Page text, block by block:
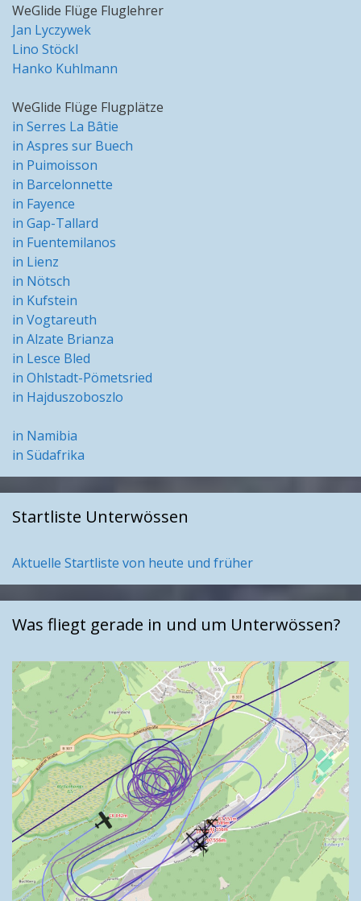
WeGlide Flüge Fluglehrer
Jan Lyczywek
Lino Stöckl
Hanko Kuhlmann
WeGlide Flüge Flugplätze
in Serres La Bâtie
in Aspres sur Buech
in Puimoisson
in Barcelonnette
in Fayence
in Gap-Tallard
in Fuentemilanos
in Lienz
in Nötsch
in Kufstein
in Vogtareuth
in Alzate Brianza
in Lesce Bled
in Ohlstadt-Pömetsried
in Hajduszoboszlo
in Namibia
in Südafrika
Startliste Unterwössen
Aktuelle Startliste von heute und früher
Was fliegt gerade in und um Unterwössen?